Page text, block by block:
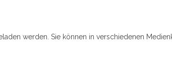
werden. Sie können in verschiedenen